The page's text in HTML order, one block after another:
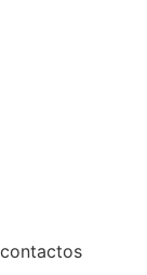
contactos